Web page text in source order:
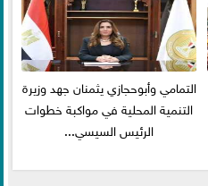
التمامي وأبوحجازي يثمنان جهد وزيرة
التنمية المحلية في مواكبة خطوات
الرئيس السيسي...